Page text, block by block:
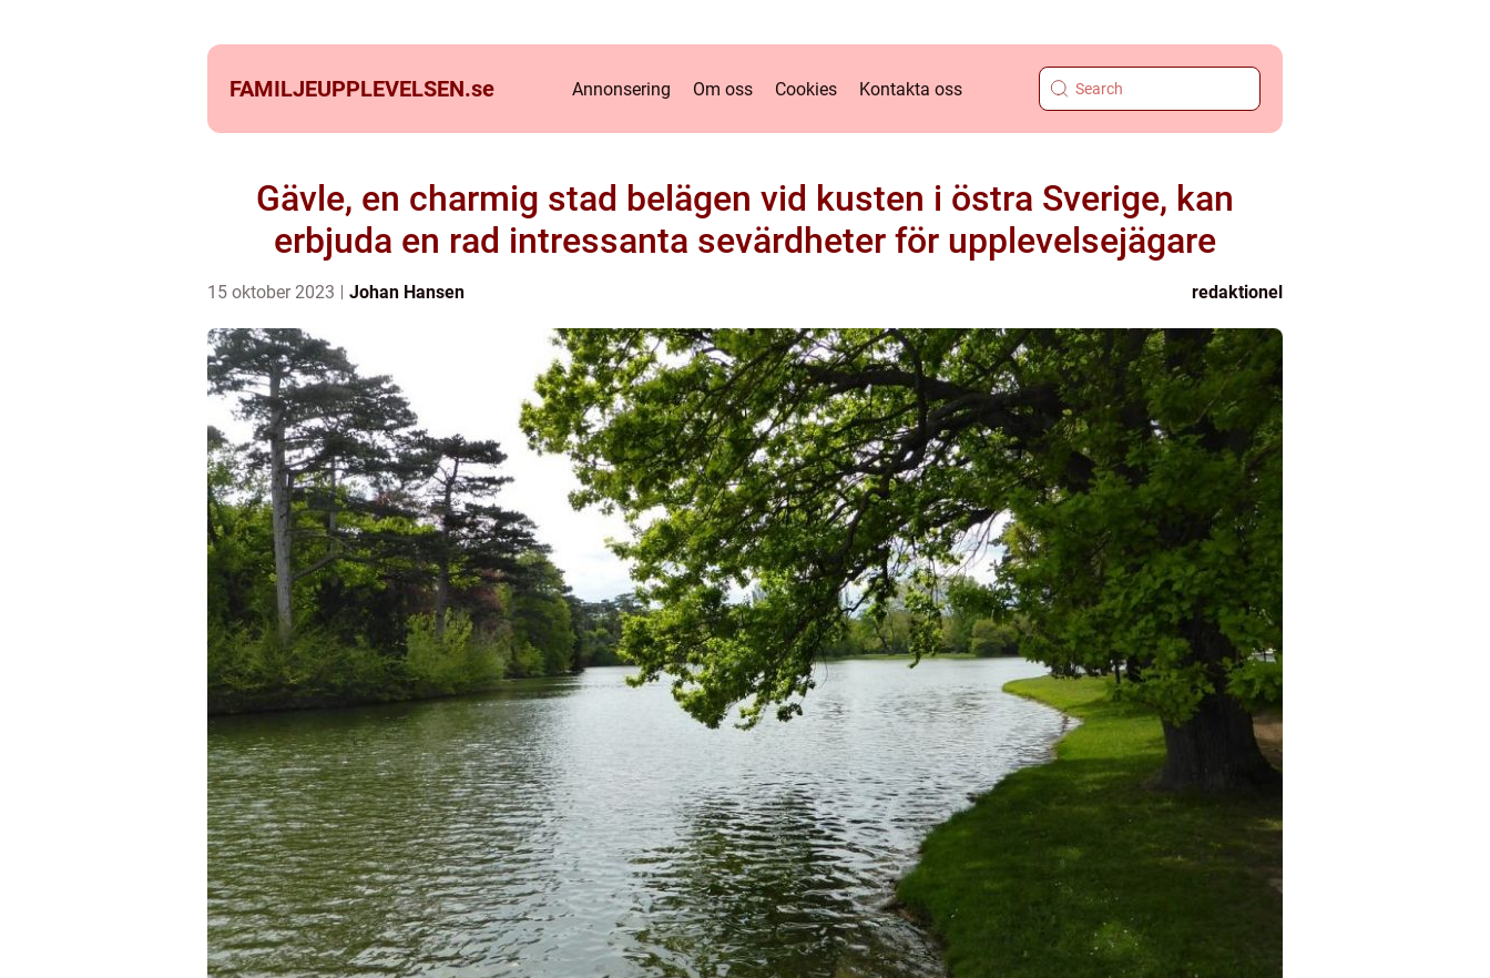
FAMILJEUPPLEVELSEN.se Annonsering Om oss Cookies Kontakta oss
Gävle, en charmig stad belägen vid kusten i östra Sverige, kan
erbjuda en rad intressanta sevärdheter för upplevelsejägare
15 oktober 2023 Johan Hansen redaktionel